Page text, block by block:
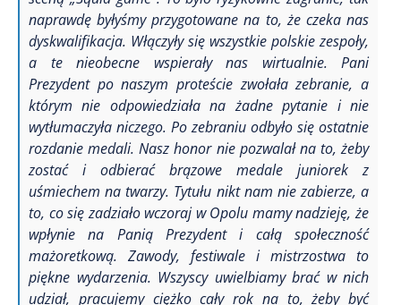
naprawdę byłyśmy przygotowane na to, że czeka nas
dyskwalifikacja. Włączyły się wszystkie polskie zespoły,
a te nieobecne wspierały nas wirtualnie. Pani
Prezydent po naszym proteście zwołała zebranie, a
którym nie odpowiedziała na żadne pytanie i nie
wytłumaczyła niczego. Po zebraniu odbyło się ostatnie
rozdanie medali. Nasz honor nie pozwalał na to, żeby
zostać i odbierać brązowe medale juniorek z
uśmiechem na twarzy. Tytułu nikt nam nie zabierze, a
to, co się zadziało wczoraj w Opolu mamy nadzieję, że
wpłynie na Panią Prezydent i całą społeczność
mażoretkową. Zawody, festiwale i mistrzostwa to
piękne wydarzenia. Wszyscy uwielbiamy brać w nich
udział, pracujemy ciężko cały rok na to, żeby być